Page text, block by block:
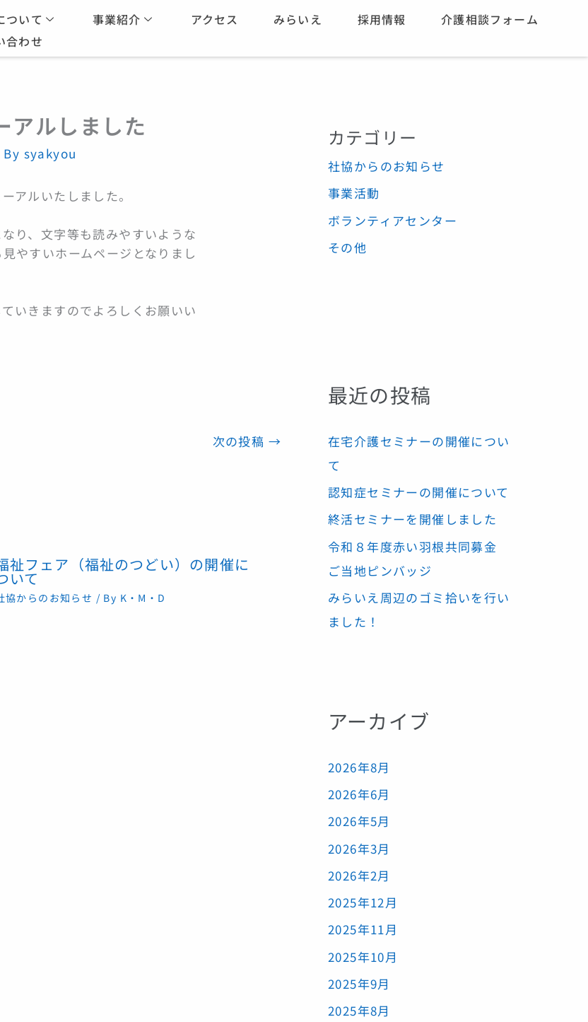
ついて 事業紹介 アクセス みらいえ 採用情報
介護相談フォーム
合わせ
アルしました
syakyou
アルいたしました。
り、文字等も読みやすいような
やすいホームページとなりまし
いきますのでよろしくお願いい
次の投稿 →
祉フェア（福祉のつどい）の開催に
いて
協からのお知らせ / By K・M・D
カテゴリー
社協からのお知らせ
事業活動
ボランティアセンター
その他
最近の投稿
在宅介護セミナーの開催につい
て
認知症セミナーの開催について
終活セミナーを開催しました
令和８年度赤い羽根共同募金
ご当地ピンバッジ
みらいえ周辺のゴミ拾いを行い
ました！
アーカイブ
2026年8月
2026年6月
2026年5月
2026年3月
2026年2月
2025年12月
2025年11月
2025年10月
2025年9月
2025年8月